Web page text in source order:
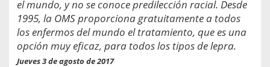
el mundo, y no se conoce predilección racial. Desde
1995, la OMS proporciona gratuitamente a todos
los enfermos del mundo el tratamiento, que es una
opción muy eficaz, para todos los tipos de lepra.
Jueves 3 de agosto de 2017